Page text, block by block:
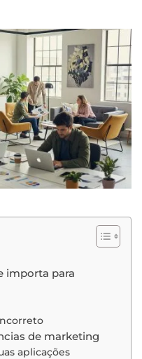
importa para
de marketing
aplicações